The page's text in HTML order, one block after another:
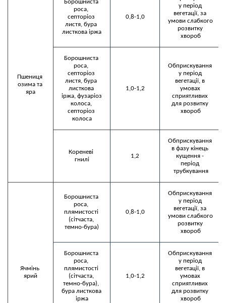
Пшениця
озима та
яра
Борошниста
роса,
септоріоз
листя, бура
0,8-1,0
у період
вегетації, за
умови слабкого
розвитку
Борошниста
роса,
септоріоз
листя, бура
листкова
іржа, фузаріоз
колоса,
септоріоз
колоса
1,0-1,2
Обприскування
у період
вегетації, в
умовах
сприятливих
для розвитку
хвороб
Кореневі
гнилі
1,2
Обприскування
в фазу кінець
кущення -
період
трубкування
Ячмінь
ярий
Борошниста
роса,
плямистості
(сітчаста,
темно-бура)
0,8-1,0
Обприскування
у період
вегетації, за
умови слабкого
розвитку
Борошниста
роса,
плямистості
(сітчаста,
темно-бура),
бура листкова
іржа
1,0-1,2
Обприскування
у період
вегетації, в
умовах
сприятливих
для розвитку
хвороб